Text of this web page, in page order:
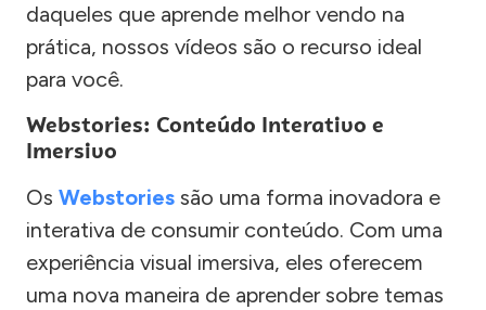
daqueles que aprende melhor vendo na
prática, nossos vídeos são o recurso ideal
para você.
Webstories: Conteúdo Interativo e
Imersivo
Os Webstories são uma forma inovadora e
interativa de consumir conteúdo. Com uma
experiência visual imersiva, eles oferecem
uma nova maneira de aprender sobre temas